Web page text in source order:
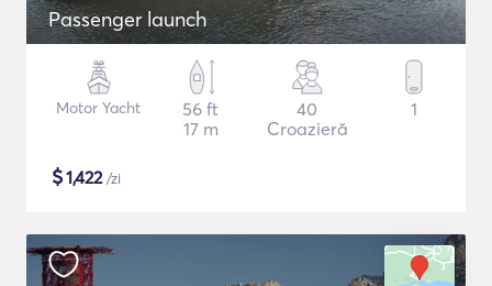
Passenger launch
Motor Yacht
56 ft
17 m
40
Croazieră
1
$1,422/zi